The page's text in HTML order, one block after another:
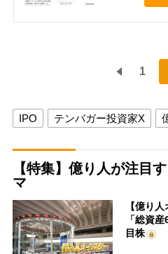
1
IPO テンバガー投資家X
【特集】億り人が注目
マ
【億り
「総資
目株